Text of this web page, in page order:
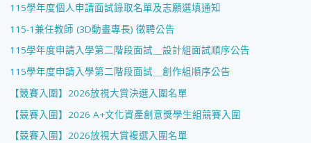
115學年度個人申請面試錄取名單及志願選填通知
115-1兼任教師 (3D動畫專長) 徵聘公告
115學年度申請入學第二階段面試＿設計組面試順序公告
115學年度申請入學第二階段面試＿創作組順序公告
【競賽入圍】2026放視大賞決選入圍名單
【競賽入圍】2026 A+文化資產創意獎學生組競賽入圍
【競賽入圍】2026放視大賞複選入圍名單